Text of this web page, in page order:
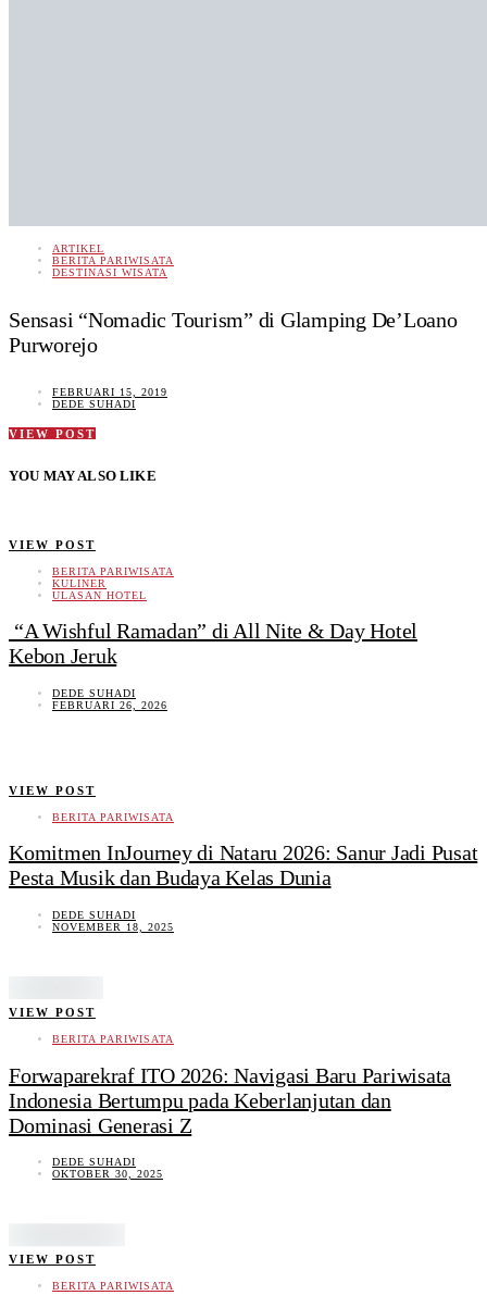
ARTIKEL
BERITA PARIWISATA
DESTINASI WISATA
Sensasi “Nomadic Tourism” di Glamping De’Loano
Purworejo
FEBRUARI 15, 2019
DEDE SUHADI
VIEW POST
YOU MAY ALSO LIKE
VIEW POST
BERITA PARIWISATA
KULINER
ULASAN HOTEL
“A Wishful Ramadan” di All Nite & Day Hotel
Kebon Jeruk
DEDE SUHADI
FEBRUARI 26, 2026
VIEW POST
BERITA PARIWISATA
Komitmen InJourney di Nataru 2026: Sanur Jadi Pusat
Pesta Musik dan Budaya Kelas Dunia
DEDE SUHADI
NOVEMBER 18, 2025
VIEW POST
BERITA PARIWISATA
Forwaparekraf ITO 2026: Navigasi Baru Pariwisata
Indonesia Bertumpu pada Keberlanjutan dan
Dominasi Generasi Z
DEDE SUHADI
OKTOBER 30, 2025
VIEW POST
BERITA PARIWISATA